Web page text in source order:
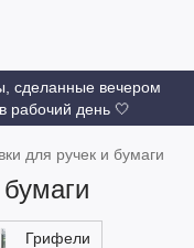
сделанные вечером
рабочий день 🤍
для ручек и бумаги
Грифели